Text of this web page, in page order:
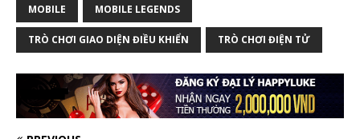
MOBILE MOBILE LEGENDS
TRÒ CHƠI GIAO DIỆN ĐIỀU KHIỂN TRÒ CHƠI ĐIỆN TỬ